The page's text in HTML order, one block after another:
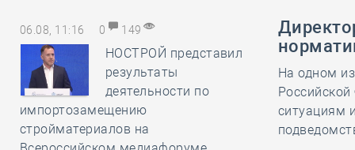
06.08, 11:16 0 149
НОСТРОЙ представил
результаты
деятельности по
импортозамещению
стройматериалов на
На одном
ситуациям